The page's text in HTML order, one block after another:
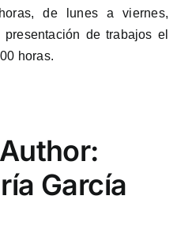
de lunes a viernes,
de trabajos el
horas.
García